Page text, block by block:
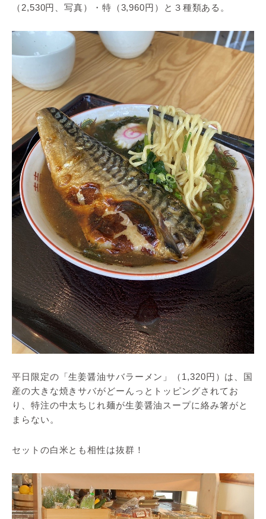
（2,530円、写真）・特（3,960円）と３種類ある。
平日限定の「生姜醤油サバラーメン」（1,320円）は、国
産の大きな焼きサバがどーんっとトッピングされてお
り、特注の中太ちじれ麺が生姜醤油スープに絡み箸がと
まらない。
セットの白米とも相性は抜群！